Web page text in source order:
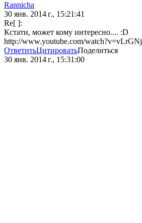
Rannicha
30 янв. 2014 г., 15:21:41
Re[ ]:
Кстати, может кому интересно.... :D
http://www.youtube.com/
ОтветитьЦитироватьПоделиться
30 янв. 2014 г., 15:31:00